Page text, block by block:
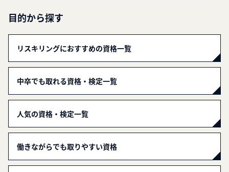
目的から探す
リスキリングにおすすめの資格一覧
中卒でも取れる資格・検定一覧
人気の資格・検定一覧
働きながらでも取りやすい資格